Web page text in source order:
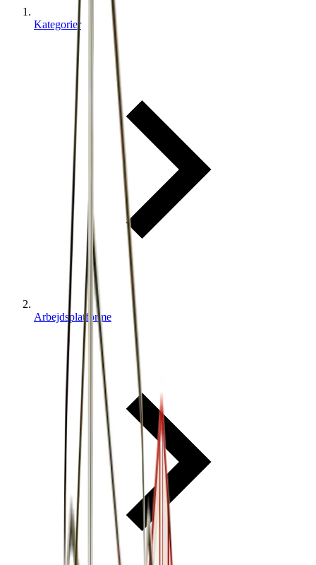
Kategorier
Arbejdsplatforme